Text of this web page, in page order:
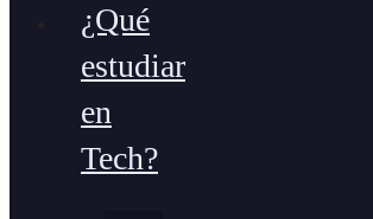
¿Qué
estudiar
en
Tech?